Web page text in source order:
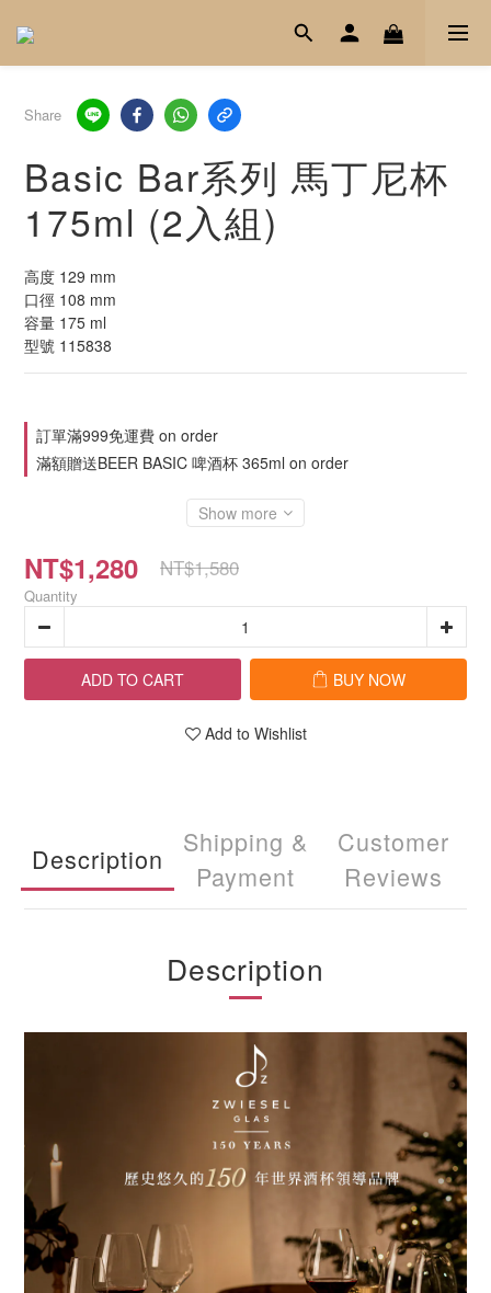
Share
Basic Bar系列 馬丁尼杯
175ml (2入組)
高度 129 mm
口徑 108 mm
容量 175 ml
型號 115838
訂單滿999免運費 on order
滿額贈送BEER BASIC 啤酒杯 365ml on order
Show more
NT$1,280 NT$1,580
Quantity
ADD TO CART BUY NOW
Add to Wishlist
Description
Shipping &
Payment
Customer
Reviews
Description